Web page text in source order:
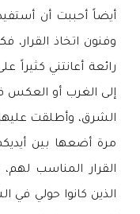
أيضاً أحببت أن
وفنون اتخاذ
رائعة أعانتني كثيراً
إلى الغرب أو العكس
الشرق، وأطلقت
مرة أضعها بين
القرار المناسب
الذين كانوا حولي في